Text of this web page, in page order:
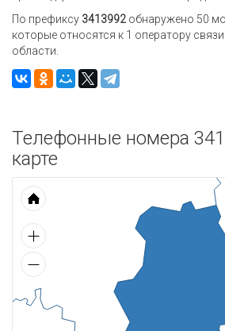
По префиксу 3413992 обнаружено 50
которые относятся к 1 оператору связи
области.
Телефонные номера
карте